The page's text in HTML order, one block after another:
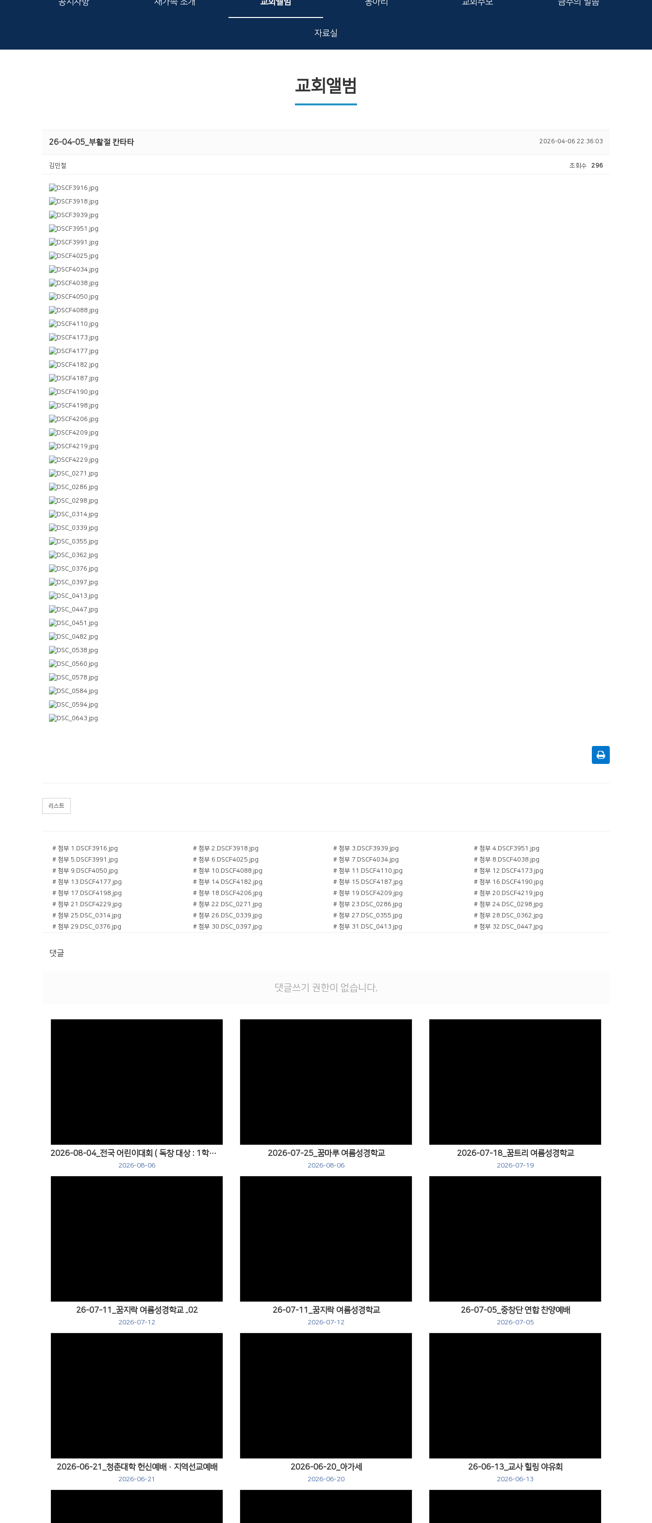
공지사항 새가족 소개 교회앨범 동아리 교회주보 금주의 말씀
자료실
교회앨범
26-04-05_부활절 칸타타 2026-04-06 22:36:03
김민철 조회수 296
리스트
# 첨부 1.DSCF3916.jpg # 첨부 2.DSCF3918.jpg # 첨부 3.DSCF3939.jpg
# 첨부 4.DSCF3951.jpg
# 첨부 5.DSCF3991.jpg
# 첨부 6.DSCF4025.jpg # 첨부 7.DSCF4034.jpg
# 첨부 8.DSCF4038.jpg
# 첨부 9.DSCF4050.jpg
# 첨부 10.DSCF4088.jpg # 첨부 11.DSCF4110.jpg
# 첨부 12.DSCF4173.jpg
# 첨부 13.DSCF4177.jpg
# 첨부 14.DSCF4182.jpg # 첨부 15.DSCF4187.jpg
# 첨부 16.DSCF4190.jpg
# 첨부 17.DSCF4198.jpg
# 첨부 18.DSCF4206.jpg # 첨부 19.DSCF4209.jpg
# 첨부 20.DSCF4219.jpg
# 첨부 21.DSCF4229.jpg
# 첨부 22.DSC_0271.jpg # 첨부 23.DSC_0286.jpg
# 첨부 24.DSC_0298.jpg
# 첨부 25.DSC_0314.jpg
# 첨부 26.DSC_0339.jpg # 첨부 27.DSC_0355.jpg
# 첨부 28.DSC_0362.jpg
# 첨부 29.DSC_0376.jpg
# 첨부 30.DSC_0397.jpg # 첨부 31.DSC_0413.jpg
# 첨부 32.DSC_0447.jpg
# 첨부 37.DSC_0578.jpg
댓글
댓글쓰기 권한이 없습니다.
2026-08-04_전국 어린이대회 ( 독창 대상 : 1학년 이루아 ,,,, 동화구연 금상 : 6학년 홍서이 )
2026-08-06
2026-07-25_꿈마루 여름성경학교
2026-08-06
2026-07-18_꿈트리 여름성경학교
2026-07-19
26-07-11_꿈지락 여름성경학교 ..02
2026-07-12
26-07-11_꿈지락 여름성경학교
2026-07-12
26-07-05_중창단 연합 찬양예배
2026-07-05
2026-06-21_청춘대학 헌신예배·지역선교예배
2026-06-21
2026-06-20_아가세
2026-06-20
26-06-13_교사 힐링 야유회
2026-06-13